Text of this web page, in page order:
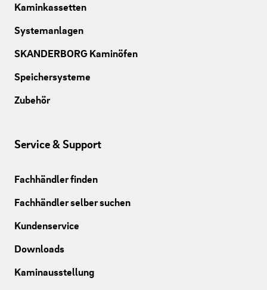
Kaminkassetten
Systemanlagen
SKANDERBORG Kaminöfen
Speichersysteme
Zubehör
Service & Support
Fachhändler finden
Fachhändler selber suchen
Kundenservice
Downloads
Kaminausstellung